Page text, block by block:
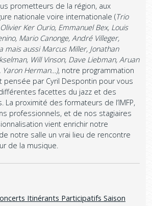
prometteurs de la région, aux
nationale voire internationale (Trio
Ker Ourio, Emmanuel Bex, Louis
Mario Canonge, André Villeger,
mais aussi Marcus Miller, Jonathan
Will Vinson, Dave Liebman, Aruan
Yaron Herman…), notre programmation
pensée par Cyril Despontin pour vous
facettes du jazz et des
La proximité des formateurs de l’IMFP,
professionnels, et de nos stagiaires
vient enrichir notre
notre salle un vrai lieu de rencontre
de la musique.
Itinérants Participatifs Saison